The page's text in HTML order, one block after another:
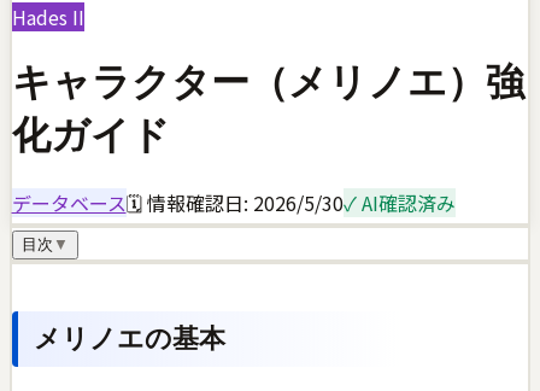
Hades II
キャラクター（メリノエ）強
化ガイド
データベース🗓 情報確認日: 2026/5/30✓ AI確認済み
目次 ▼
メリノエの基本